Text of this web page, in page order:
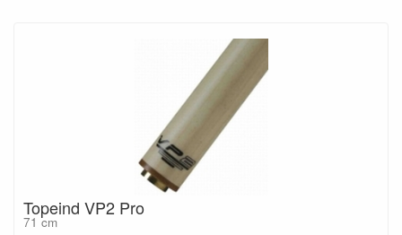
Topeind VP2 Pro
71 cm